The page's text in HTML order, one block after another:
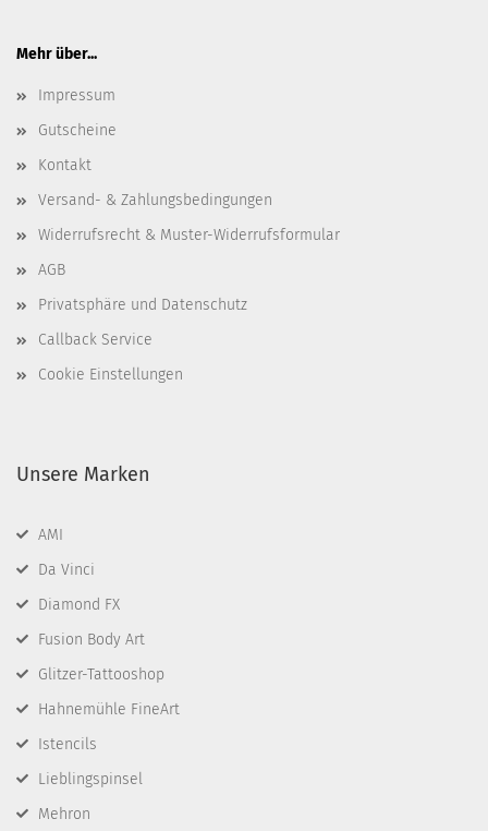
Mehr über...
Impressum
Gutscheine
Kontakt
Versand- & Zahlungsbedingungen
Widerrufsrecht & Muster-Widerrufsformular
AGB
Privatsphäre und Datenschutz
Callback Service
Cookie Einstellungen
Unsere Marken
AMI
Da Vinci
Diamond FX
Fusion Body Art
Glitzer-Tattooshop
Hahnemühle FineArt
Istencils
Lieblingspinsel
Mehron